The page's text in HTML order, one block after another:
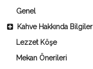
Genel
Kahve Hakkında Bilgiler
Lezzet Köşe
Mekan Önerileri